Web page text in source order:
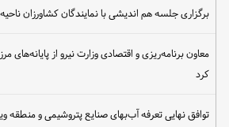
برگزاری جلسه هم اندیشی با نمایندگان کشاورزان ناحیه
معاون برنامه‌ریزی و اقتصادی وزارت نیرو از پایانه‌های
کرد
توافق نهایی تعرفه آب‌بهای صنایع پتروشیمی و منطقه